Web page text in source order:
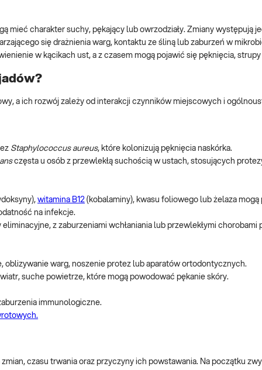
mieć charakter suchy, pękający lub owrzodziały. Zmiany występują
się drażnienia warg, kontaktu ze śliną lub zaburzeń w
w kącikach ust, a z czasem mogą pojawić się pęknięcia, strupy
a ich rozwój zależy od interakcji czynników miejscowych i
Staphylococcus aureus, które kolonizują pęknięcia naskórka.
częsta u osób z przewlekłą suchością w ustach, stosujących
witamina B12 (kobalaminy), kwasu foliowego lub żelaza mogą
na infekcje.
z zaburzeniami wchłaniania lub przewlekłymi chorobami
oblizywanie warg, noszenie protez lub aparatów ortodontycznych.
suche powietrze, które mogą powodować pękanie skóry.
immunologiczne.
czasu trwania oraz przyczyny ich powstawania. Na początku